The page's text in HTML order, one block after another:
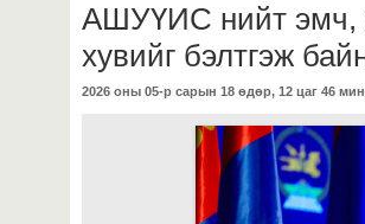
АШУҮИС нийт эмч,
хувийг бэлтгэж
2026 оны 05-р сарын 18 өдөр, 12 цаг 46